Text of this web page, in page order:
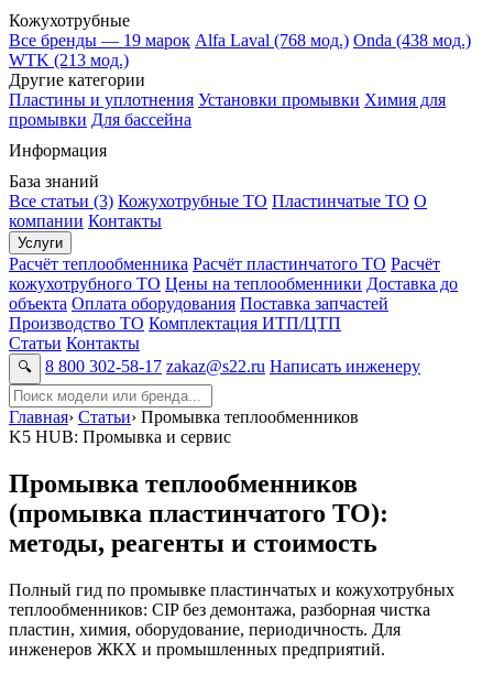
Кожухотрубные
Все бренды — 19 марок Alfa Laval (768 мод.) Onda (438 мод.)
WTK (213 мод.)
Другие категории
Пластины и уплотнения Установки промывки Химия для
промывки Для бассейна
Информация
База знаний
Все статьи (3) Кожухотрубные ТО Пластинчатые ТО О
компании Контакты
Услуги
Расчёт теплообменника Расчёт пластинчатого ТО Расчёт
кожухотрубного ТО Цены на теплообменники Доставка до
объекта Оплата оборудования Поставка запчастей
Производство ТО Комплектация ИТП/ЦТП
Статьи Контакты
🔍 8 800 302-58-17 zakaz@s22.ru Написать инженеру
Главная› Статьи› Промывка теплообменников
K5 HUB: Промывка и сервис
Промывка теплообменников
(промывка пластинчатого ТО):
методы, реагенты и стоимость
Полный гид по промывке пластинчатых и кожухотрубных
теплообменников: CIP без демонтажа, разборная чистка
пластин, химия, оборудование, периодичность. Для
инженеров ЖКХ и промышленных предприятий.